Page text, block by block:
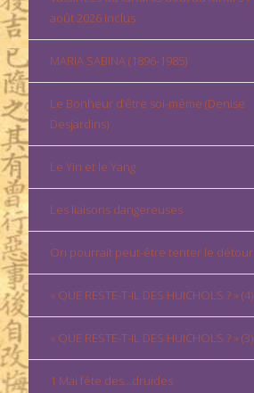
août 2026 inclus
MARIA SABINA (1896-1985)
Le Bonheur d’être soi-même (Denise
Desjardins)
Le Yin et le Yang
Les liaisons dangereuses
On pourrait peut-être tenter le détour
« QUE RESTE-T-IL DES HUICHOLS ? » (4)
« QUE RESTE-T-IL DES HUICHOLS ? » (3)
1 Mai fête des…druides